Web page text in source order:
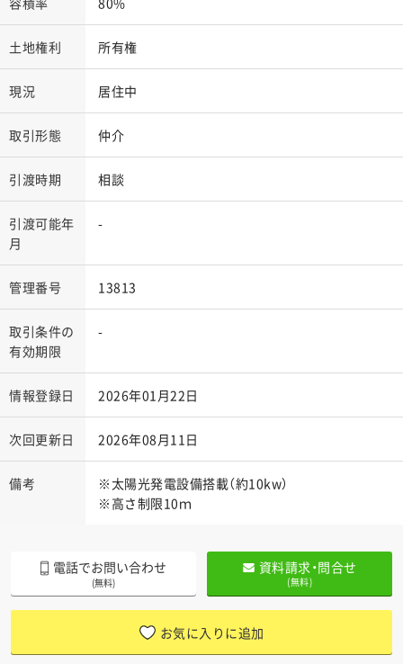
土地権利 所有権
現況 居住中
取引形態 仲介
引渡時期 相談
引渡可能年
月
-
管理番号 13813
取引条件の
有効期限
-
情報登録日 2026年01月22日
次回更新日 2026年08月11日
備考
※太陽光発電設備搭載（約10kw）
※高さ制限10ｍ
電話でお問い合わせ
(無料)
資料請求・問合せ
(無料)
お気に入りに追加